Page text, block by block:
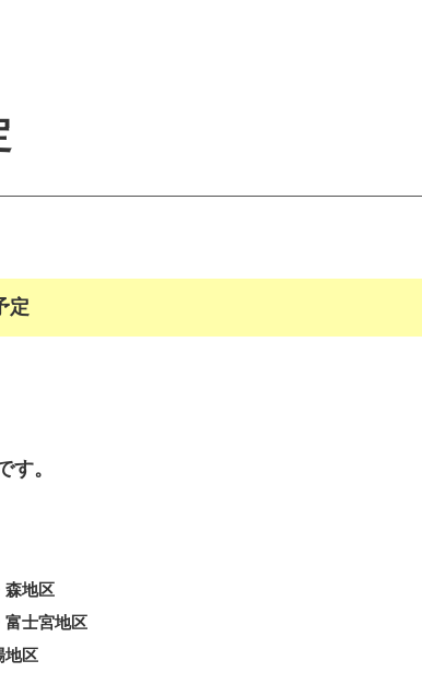
定
す。
地区
士宮地区
地区